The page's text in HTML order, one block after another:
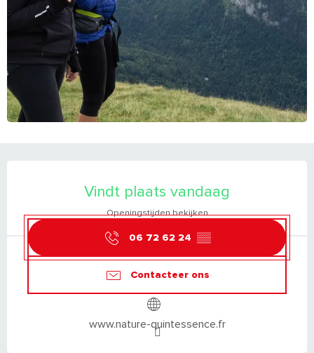
Vindt plaats vandaag
Openingstijden bekijken
06 72 62 24 ▒▒
Contacteer ons
www.nature-quintessence.fr